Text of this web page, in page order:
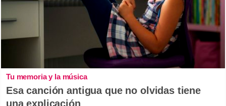
Tu memoria y la música
Esa canción antigua que no olvidas tiene
una explicación